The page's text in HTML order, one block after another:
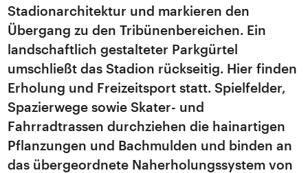
Stadionarchitektur und markieren den
Übergang zu den Tribünenbereichen. Ein
landschaftlich gestalteter Parkgürtel
umschließt das Stadion rückseitig. Hier finden
Erholung und Freizeitsport statt. Spielfelder,
Spazierwege sowie Skater- und
Fahrradtrassen durchziehen die hainartigen
Pflanzungen und Bachmulden und binden an
das übergeordnete Naherholungssystem von